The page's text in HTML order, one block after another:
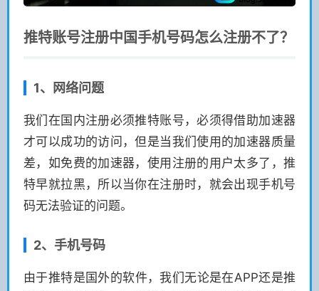
推特账号注册中国手机号码怎么注册不了？
1、网络问题
我们在国内注册必须推特账号，必须得借助加速器
才可以成功的访问，但是当我们使用的加速器质量
差，如免费的加速器，使用注册的用户太多了，推
特早就拉黑，所以当你在注册时，就会出现手机号
码无法验证的问题。
2、手机号码
由于推特是国外的软件，我们无论是在APP还是推